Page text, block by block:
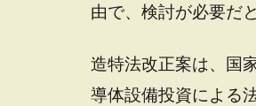
由で、検討が必要だ
造特法改正案は、国
導体設備投資による